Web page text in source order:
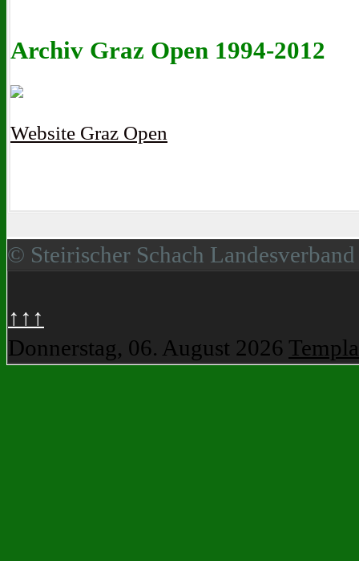
Archiv Graz Open 1994-2012
Website Graz Open
© Steirischer Schach Landesverband
↑↑↑
Donnerstag, 06. August 2026